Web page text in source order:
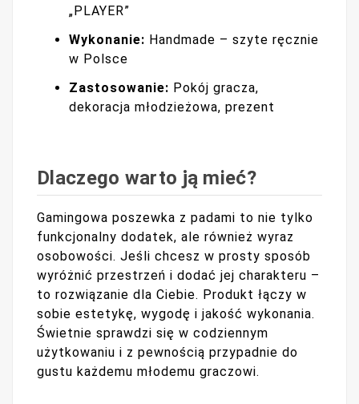
„PLAYER”
Wykonanie: Handmade – szyte ręcznie
w Polsce
Zastosowanie: Pokój gracza,
dekoracja młodzieżowa, prezent
Dlaczego warto ją mieć?
Gamingowa poszewka z padami to nie tylko
funkcjonalny dodatek, ale również wyraz
osobowości. Jeśli chcesz w prosty sposób
wyróżnić przestrzeń i dodać jej charakteru –
to rozwiązanie dla Ciebie. Produkt łączy w
sobie estetykę, wygodę i jakość wykonania.
Świetnie sprawdzi się w codziennym
użytkowaniu i z pewnością przypadnie do
gustu każdemu młodemu graczowi.